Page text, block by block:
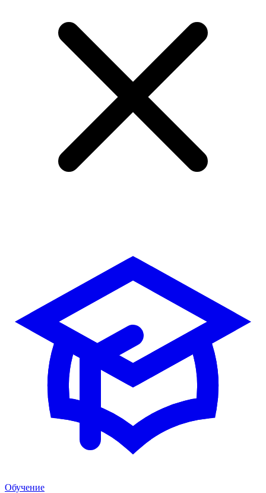
Обучение